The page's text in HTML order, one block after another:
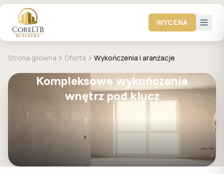
WYCENA
Strona główna Oferta Wykończenia i aranżacje
Kompleksowe wykończenia
wnętrz pod klucz